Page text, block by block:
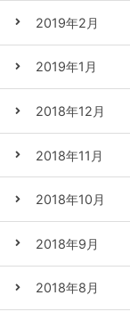
2019年2月
2019年1月
2018年12月
2018年11月
2018年10月
2018年9月
2018年8月